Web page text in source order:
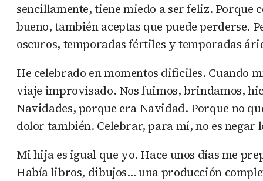
sencillamente, tiene miedo a ser feliz. Porque
bueno, también aceptas que puede perderse.
oscuros, temporadas fértiles y temporadas
He celebrado en momentos difíciles. Cuando
viaje improvisado. Nos fuimos, brindamos,
Navidades, porque era Navidad. Porque no
dolor también. Celebrar, para mí, no es negar
Mi hija es igual que yo. Hace unos días me
Había libros, dibujos… una producción